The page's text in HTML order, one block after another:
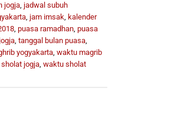
jogja, jadwal subuh
, jam imsak, kalender
, puasa ramadhan, puasa
, tanggal bulan puasa,
yogyakarta, waktu magrib
jogja, waktu sholat